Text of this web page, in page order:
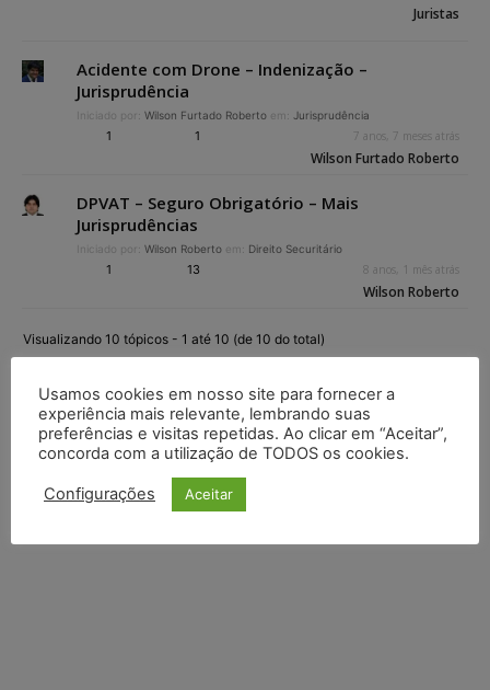
Juristas
Acidente com Drone – Indenização –
Jurisprudência
Iniciado por: Wilson Furtado Roberto em: Jurisprudência
1 1 7 anos, 7 meses atrás
Wilson Furtado Roberto
DPVAT – Seguro Obrigatório – Mais
Jurisprudências
Iniciado por: Wilson Roberto em: Direito Securitário
1 13 8 anos, 1 mês atrás
Wilson Roberto
Visualizando 10 tópicos - 1 até 10 (de 10 do total)
Usamos cookies em nosso site para fornecer a
experiência mais relevante, lembrando suas
preferências e visitas repetidas. Ao clicar em “Aceitar”,
concorda com a utilização de TODOS os cookies.
Configurações Aceitar